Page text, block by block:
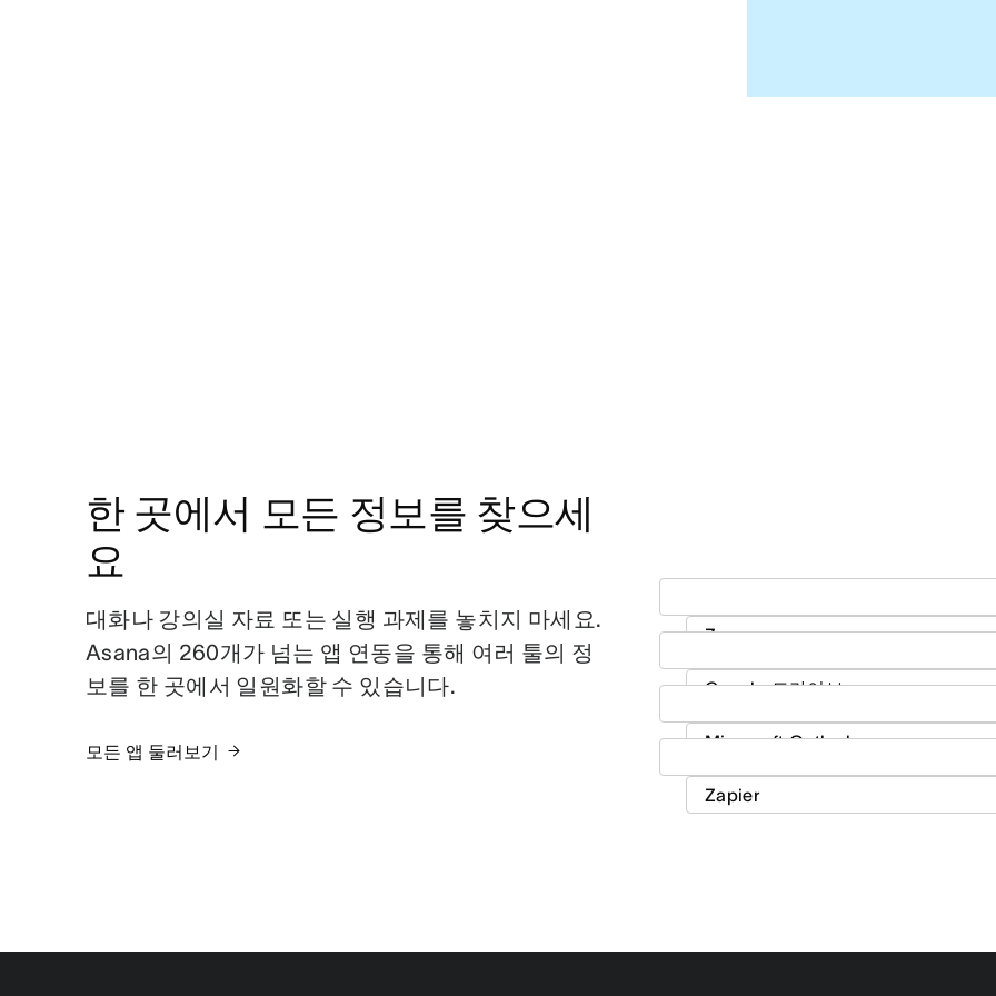
한 곳에서 모든 정보를 찾으세
요
대화나 강의실 자료 또는 실행 과제를 놓치지 마세요.
Asana의 260개가 넘는 앱 연동을 통해 여러 툴의 정
보를 한 곳에서 일원화할 수 있습니다.
모든 앱 둘러보기